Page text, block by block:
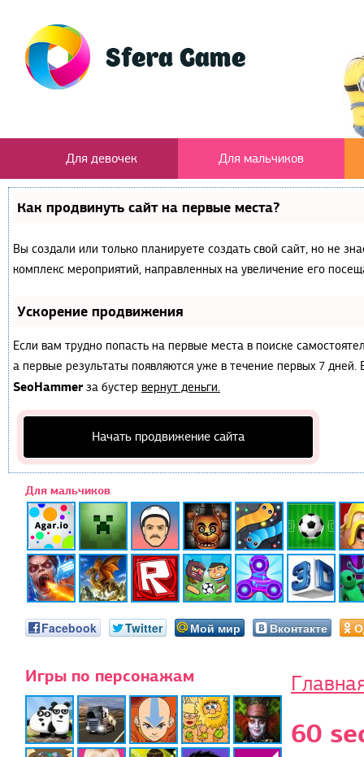
Для девочек Для мальчиков
Как продвинуть сайт на первые места?
Вы создали или только планируете создать свой сайт, но не
комплекс мероприятий, направленных на увеличение его
Ускорение продвижения
Если вам трудно попасть на первые места в поиске
а первые результаты появляются уже в течение первых 7
SeoHammerза бустер вернут деньги.
Начать продвижение сайта
Для мальчиков
Facebook Twitter Мой мир Вконтакте
Игры по персонажам
60